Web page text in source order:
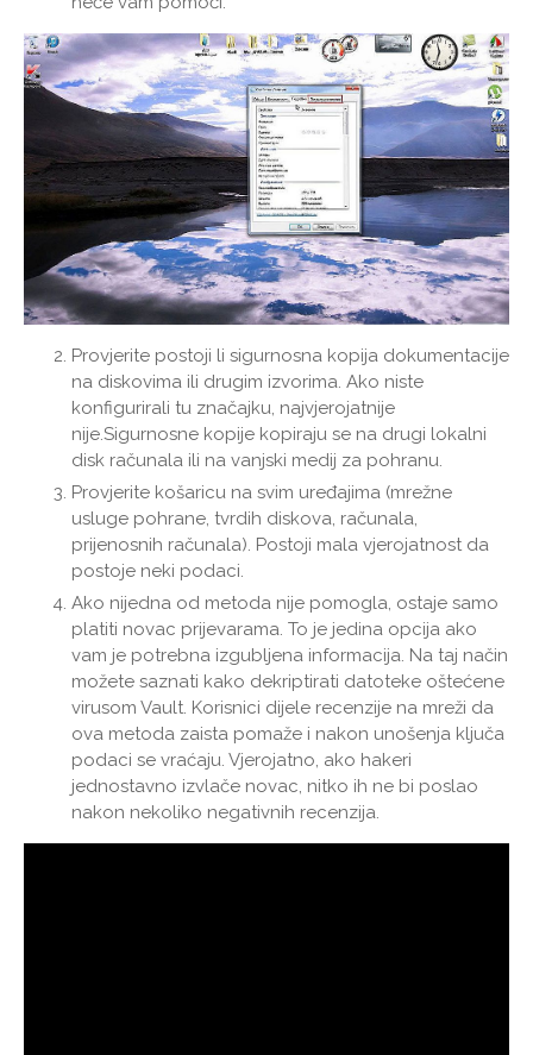
Provjerite postoji li sigurnosna kopija dokumentacije
na diskovima ili drugim izvorima. Ako niste
konfigurirali tu značajku, najvjerojatnije
nije.Sigurnosne kopije kopiraju se na drugi lokalni
disk računala ili na vanjski medij za pohranu.
Provjerite košaricu na svim uređajima (mrežne
usluge pohrane, tvrdih diskova, računala,
prijenosnih računala). Postoji mala vjerojatnost da
postoje neki podaci.
Ako nijedna od metoda nije pomogla, ostaje samo
platiti novac prijevarama. To je jedina opcija ako
vam je potrebna izgubljena informacija. Na taj način
možete saznati kako dekriptirati datoteke oštećene
virusom Vault. Korisnici dijele recenzije na mreži da
ova metoda zaista pomaže i nakon unošenja ključa
podaci se vraćaju. Vjerojatno, ako hakeri
jednostavno izvlače novac, nitko ih ne bi poslao
nakon nekoliko negativnih recenzija.